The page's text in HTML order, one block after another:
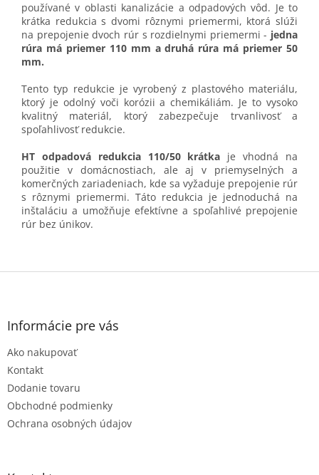
používané v oblasti kanalizácie a odpadových vôd. Je to
krátka redukcia s dvomi rôznymi priemermi, ktorá slúži
na prepojenie dvoch rúr s rozdielnymi priemermi - jedna
rúra má priemer 110 mm a druhá rúra má priemer 50
mm.
Tento typ redukcie je vyrobený z plastového materiálu,
ktorý je odolný voči korózii a chemikáliám. Je to vysoko
kvalitný materiál, ktorý zabezpečuje trvanlivosť a
spoľahlivosť redukcie.
HT odpadová redukcia 110/50 krátka je vhodná na
použitie v domácnostiach, ale aj v priemyselných a
komerčných zariadeniach, kde sa vyžaduje prepojenie rúr
s rôznymi priemermi. Táto redukcia je jednoduchá na
inštaláciu a umožňuje efektívne a spoľahlivé prepojenie
rúr bez únikov.
Z
Informácie pre vás
Ako nakupovať
Kontakt
Dodanie tovaru
Obchodné podmienky
Ochrana osobných údajov